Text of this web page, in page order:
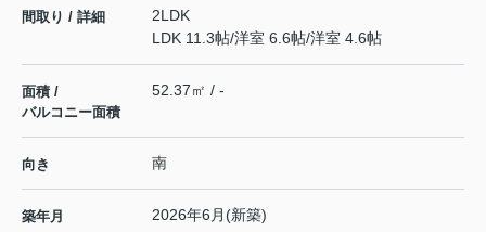
間取り / 詳細
2LDK
LDK 11.3帖/洋室 6.6帖/洋室 4.6帖
面積 /
バルコニー面積
52.37㎡ / -
向き 南
築年月 2026年6月(新築)